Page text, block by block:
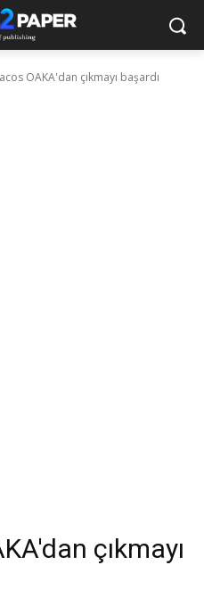
OAKA'dan çıkmayı başardı
çıkmayı